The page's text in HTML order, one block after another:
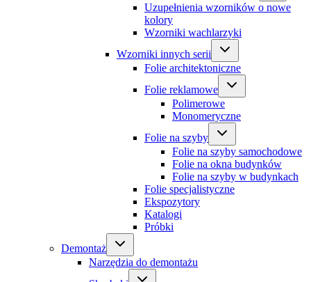
Uzupełnienia wzorników o nowe
kolory
Wzorniki wachlarzyki
Wzorniki innych serii
Folie architektoniczne
Folie reklamowe
Polimerowe
Monomeryczne
Folie na szyby
Folie na szyby samochodowe
Folie na okna budynków
Folie na szyby w budynkach
Folie specjalistyczne
Ekspozytory
Katalogi
Próbki
Demontaż
Narzędzia do demontażu